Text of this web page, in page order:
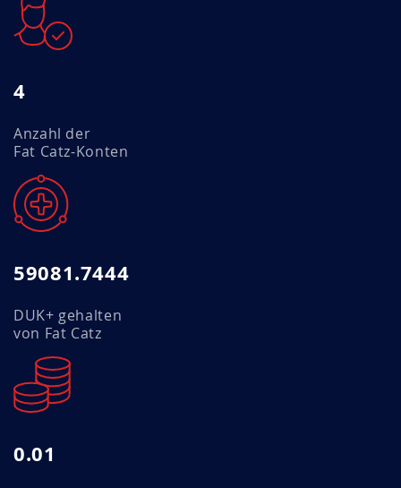
4
Anzahl der
Fat Catz-Konten
59081.7444
DUK+ gehalten
von Fat Catz
0.01